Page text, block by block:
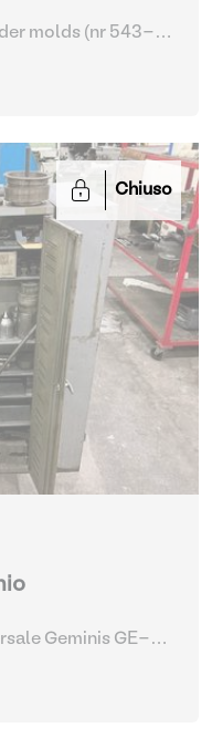
molds (nr 543-
Chiuso
Geminis GE-